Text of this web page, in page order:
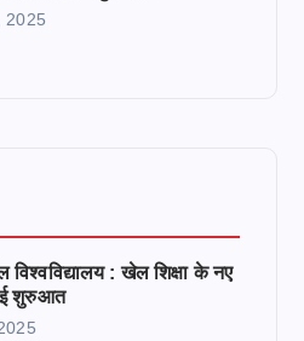
2025
विश्वविद्यालय : खेल शिक्षा के नए
शुरुआत